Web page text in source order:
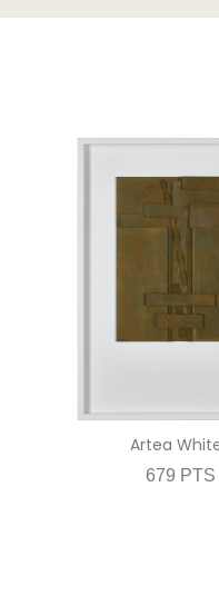
Artea
679 PTS